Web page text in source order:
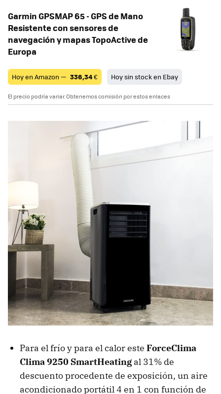
Garmin GPSMAP 65 - GPS de Mano
Resistente con sensores de
navegación y mapas TopoActive de
Europa
Hoy en Amazon — 336,34€ Hoy sin stock en Ebay
El precio podría variar. Obtenemos comisión por estos enlaces
Para el frío y para el calor este ForceClima
Clima 9250 SmartHeatingal 31% de
descuento procedente de exposición, un aire
acondicionado portátil 4 en 1 con función de